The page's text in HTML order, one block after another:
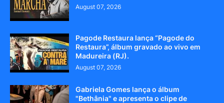
August 07, 2026
Pagode Restaura lança “Pagode do
Restaura”, álbum gravado ao vivo em
Madureira (RJ).
August 07, 2026
Gabriela Gomes lança o álbum
"Bethânia" e apresenta o clipe de